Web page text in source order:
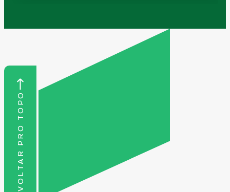
VOLTAR PRO TOPO